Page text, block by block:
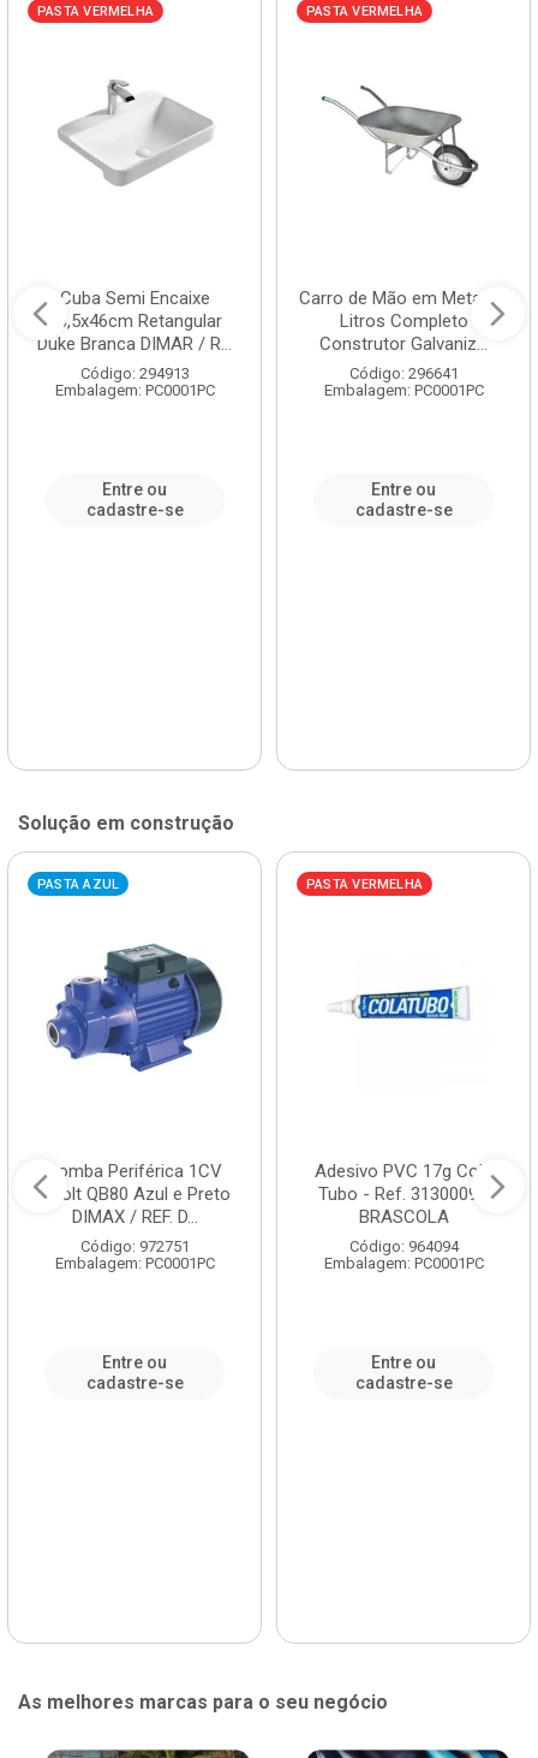
PASTA VERMELHA
Cuba Semi Encaixe
58,5x46cm Retangular
Duke Branca DIMAR / R...
Código: 294913
Embalagem: PC0001PC
Entre ou
cadastre-se
PASTA VERMELHA
Carro de Mão em Metal 60
Litros Completo
Construtor Galvaniz...
Código: 296641
Embalagem: PC0001PC
Entre ou
cadastre-se
Solução em construção
PASTA AZUL
Bomba Periférica 1CV
Bivolt QB80 Azul e Preto
DIMAX / REF. D...
Código: 972751
Embalagem: PC0001PC
Entre ou
cadastre-se
PASTA VERMELHA
Adesivo PVC 17g Cola
Tubo - Ref. 3130009 -
BRASCOLA
Código: 964094
Embalagem: PC0001PC
Entre ou
cadastre-se
As melhores marcas para o seu negócio